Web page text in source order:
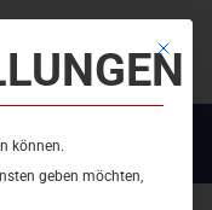
EVENTS Mit
können.
geben möchten,
erteilt werden